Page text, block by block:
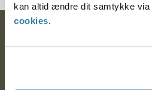
kan altid ændre dit samtykke via
cookies.